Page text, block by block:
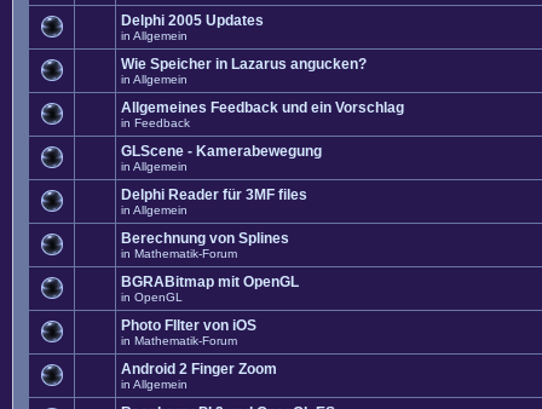
Delphi 2005 Updates
in Allgemein
Wie Speicher in Lazarus angucken?
in Allgemein
Allgemeines Feedback und ein Vorschlag
in Feedback
GLScene - Kamerabewegung
in Allgemein
Delphi Reader für 3MF files
in Allgemein
Berechnung von Splines
in Mathematik-Forum
BGRABitmap mit OpenGL
in OpenGL
Photo FIlter von iOS
in Mathematik-Forum
Android 2 Finger Zoom
in Allgemein